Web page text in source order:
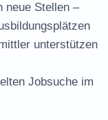
neue Stellen –
unterstützen
Jobsuche im